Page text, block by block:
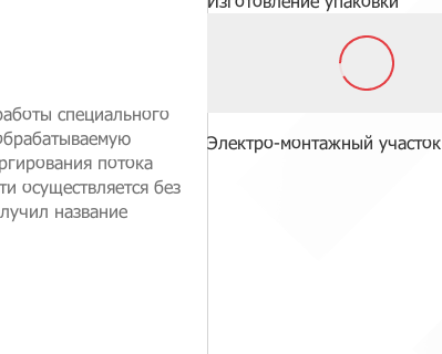
специального
потока
осуществляется без
название
Электро-монтажный участок